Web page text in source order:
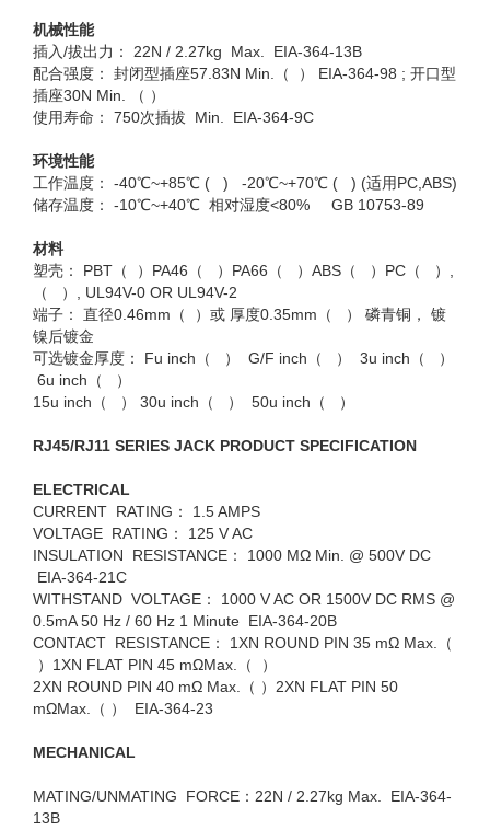
机械性能
插入/拔出力： 22N / 2.27kg Max. EIA-364-13B
配合强度： 封闭型插座57.83N Min.（ ） EIA-364-98 ; 开口型
插座30N Min. （ ）
使用寿命： 750次插拔 Min. EIA-364-9C
环境性能
工作温度： -40℃~+85℃ ( ) -20℃~+70℃ ( ) (适用PC,ABS)
储存温度： -10℃~+40℃ 相对湿度<80% GB 10753-89
材料
塑壳： PBT（ ）PA46（ ）PA66（ ）ABS（ ）PC（ ）,
（ ）, UL94V-0 OR UL94V-2
端子： 直径0.46mm（ ）或 厚度0.35mm（ ） 磷青铜， 镀
镍后镀金
可选镀金厚度： Fu inch（ ） G/F inch（ ） 3u inch（ ）
6u inch（ ）
15u inch（ ） 30u inch（ ） 50u inch（ ）
RJ45/RJ11 SERIES JACK PRODUCT SPECIFICATION
ELECTRICAL
CURRENT RATING： 1.5 AMPS
VOLTAGE RATING： 125 V AC
INSULATION RESISTANCE： 1000 MΩ Min. @ 500V DC
EIA-364-21C
WITHSTAND VOLTAGE： 1000 V AC OR 1500V DC RMS @
0.5mA 50 Hz / 60 Hz 1 Minute EIA-364-20B
CONTACT RESISTANCE： 1XN ROUND PIN 35 mΩ Max.（
）1XN FLAT PIN 45 mΩMax.（ ）
2XN ROUND PIN 40 mΩ Max.（ ）2XN FLAT PIN 50
mΩMax.（ ） EIA-364-23
MECHANICAL
MATING/UNMATING FORCE：22N / 2.27kg Max. EIA-364-
13B